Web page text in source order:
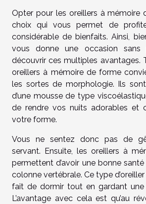
Opter pour les oreillers à mémoire
choix qui vous permet de
considérable de bienfaits. Ainsi,
vous donne une occasion sans
découvrir ces multiples avantages.
oreillers à mémoire de forme
les sortes de morphologie. Ils
d’une mousse de type
de rendre vos nuits adorables et
votre forme.
Vous ne sentez donc pas de
servant. Ensuite, les oreillers à
permettent d’avoir une bonne
colonne vertébrale. Ce type
fait de dormir tout en gardant une
L’avantage avec cela est qu’au